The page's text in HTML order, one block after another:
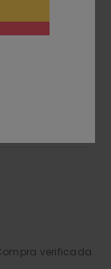
verificada
verificada